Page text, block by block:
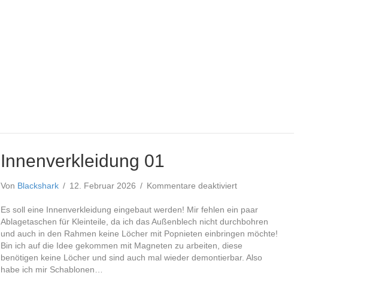
Innenverkleidung 01
Von Blackshark / 12. Februar 2026 / Kommentare deaktiviertfür
01
Es soll eine Innenverkleidung eingebaut werden! Mir fehlen ein paar
Ablagetaschen für Kleinteile, da ich das Außenblech nicht durchbohren
und auch in den Rahmen keine Löcher mit Popnieten einbringen möchte!
Bin ich auf die Idee gekommen mit Magneten zu arbeiten, diese
benötigen keine Löcher und sind auch mal wieder demontierbar. Also
habe ich mir Schablonen…